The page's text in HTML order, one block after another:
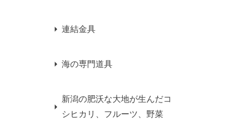
連結金具
海の専門道具
新潟の肥沃な大地が生んだコ
シヒカリ、フルーツ、野菜